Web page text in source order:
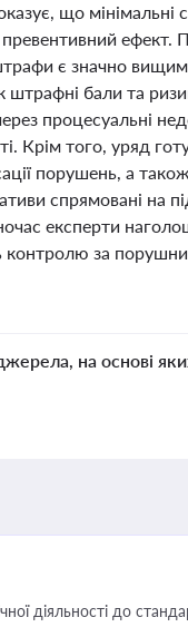
що мінімальні
ефект.
є значно
штрафні бали та
процесуальні
Крім того, уряд
порушень, а
спрямовані на
експерти
контролю за
на основі
діяльності до